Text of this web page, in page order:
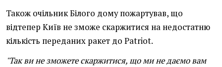
Також очільник Білого дому пожартував, що
відтепер Київ не зможе скаржитися на недостатню
кількість переданих ракет до Patriot.
"Так ви не зможете скаржитися, що ми не даємо вам